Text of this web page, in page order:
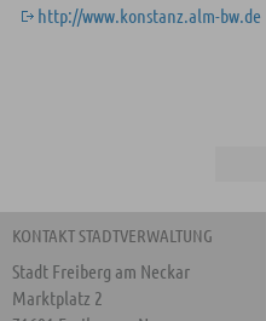
http://www.konstanz.alm-bw.de
KONTAKT STADTVERWALTUNG
Stadt Freiberg am Neckar
Marktplatz 2